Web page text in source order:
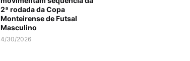
2ª rodada da Copa
Monteirense de Futsal
Masculino
4/30/2026